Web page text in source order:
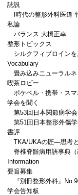
誌説
I時代の整形外科医道
私論
バランス 大橋正幸
整形トピックス
シルクフィブロイン
Vocabulary
畳み込みニューラル
喫茶ロビー
ポケベル・携帯・スマ
学会を聞く
第53回日本関節病学
第51回日本整形外傷
書評
TKA/UKAの匠―思考
脊椎脊髄病用語事典（
Information
要旨募集
『別冊整形外科』
学会告知板